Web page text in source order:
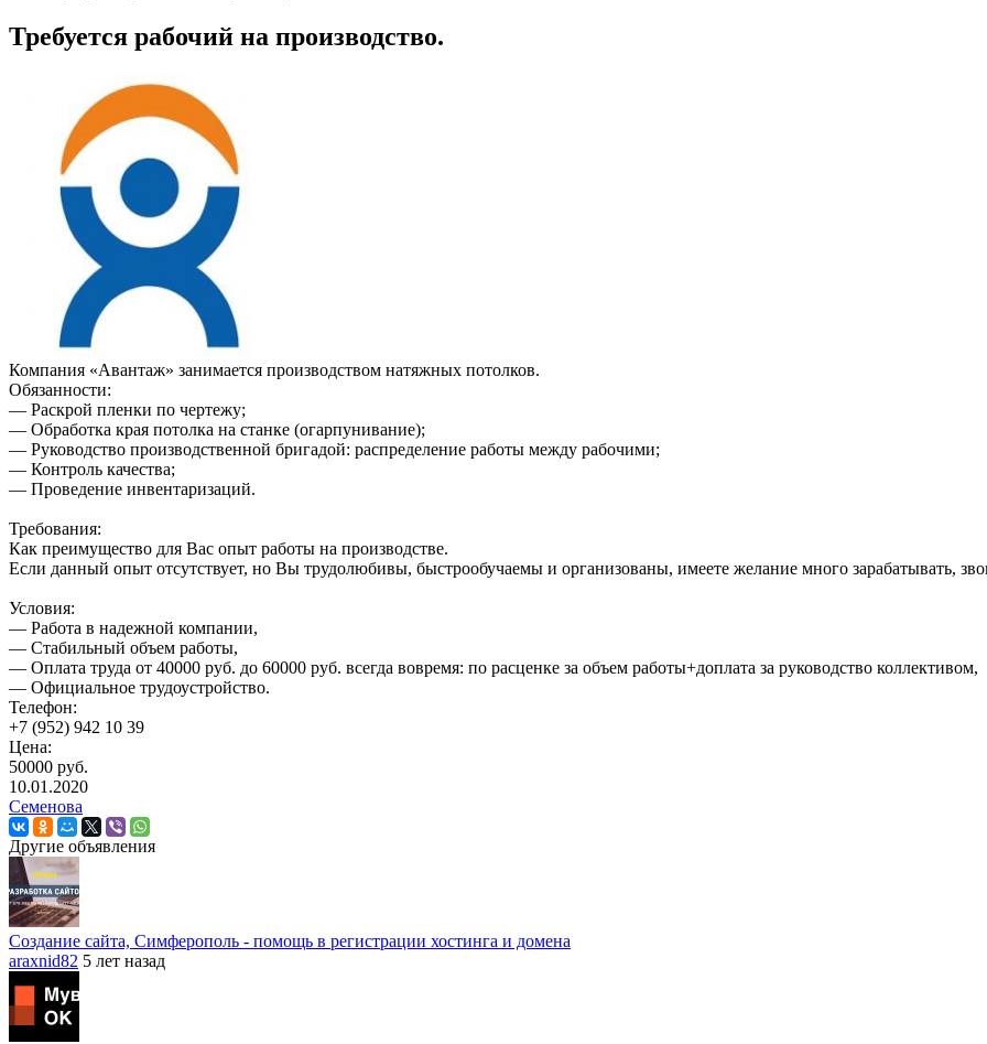
Требуется рабочий на производство.
Компания «Авантаж» занимается производством натяжных потолков.
Обязанности:
— Раскрой пленки по чертежу;
— Обработка края потолка на станке (огарпунивание);
— Руководство производственной бригадой: распределение работы между рабочими;
— Контроль качества;
— Проведение инвентаризаций.
Требования:
Как преимущество для Вас опыт работы на производстве.
Если данный опыт отсутствует, но Вы трудолюбивы, быстрообучаемы и организованы, имеете желание много зарабатывать,
Условия:
— Работа в надежной компании,
— Стабильный объем работы,
— Оплата труда от 40000 руб. до 60000 руб. всегда вовремя: по расценке за объем работы+доплата за руководство коллективом,
— Официальное трудоустройство.
Телефон:
+7 (952) 942 10 39
Цена:
50000 руб.
10.01.2020
Семенова
Другие объявления
Создание сайта, Симферополь - помощь в регистрации хостинга и домена
araxnid82 5 лет назад